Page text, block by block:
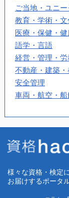
ご当地・ユニー
教育・学術・文
医療・保健・健
語学・言語
経営・管理・労
不動産・建築・
安全管理
車両・航空・船
様々な資格・検定
お届けするポータ